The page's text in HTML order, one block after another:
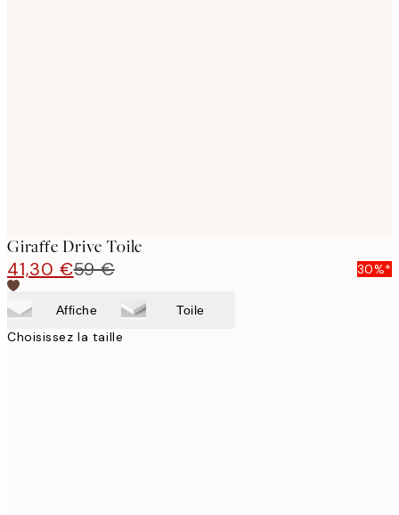
Giraffe Drive Toile
41,30 €59 € 30%*
Affiche Toile
Choisissez la taille